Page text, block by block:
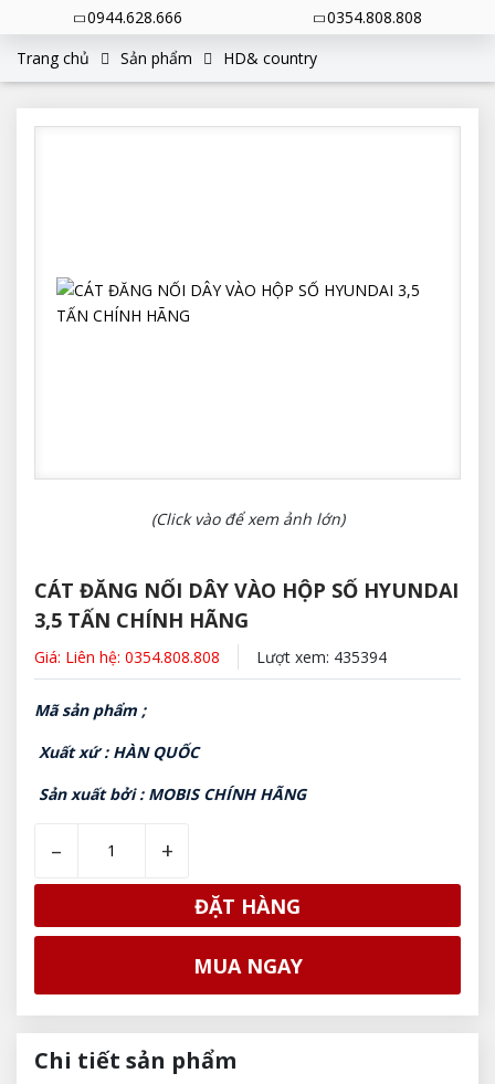
0944.628.666
0354.808.808
Trang chủ
Sản phẩm HD& country
(Click vào để xem ảnh lớn)
CÁT ĐĂNG NỐI DÂY VÀO HỘP SỐ HYUNDAI
3,5 TẤN CHÍNH HÃNG
Giá: Liên hệ: 0354.808.808 Lượt xem: 435394
Mã sản phẩm ;
Xuất xứ : HÀN QUỐC
Sản xuất bởi : MOBIS CHÍNH HÃNG
– +
ĐẶT HÀNG
MUA NGAY
Chi tiết sản phẩm